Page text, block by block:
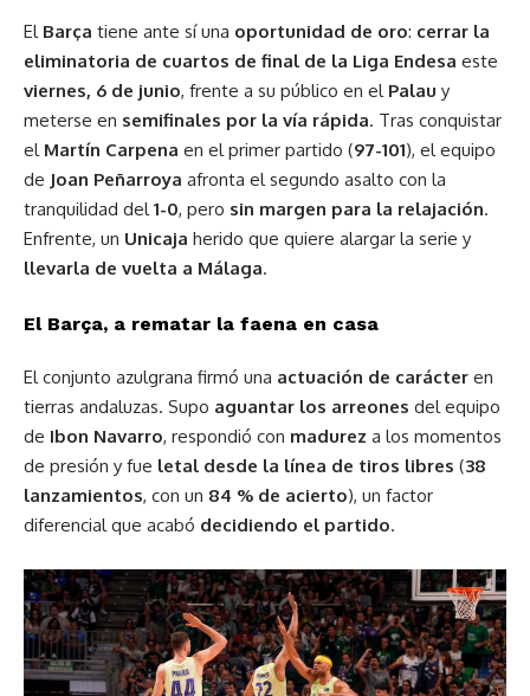
El Barça tiene ante sí una oportunidad de oro: cerrar la
eliminatoria de cuartos de final de la Liga Endesa este
viernes, 6 de junio, frente a su público en el Palau y
meterse en semifinales por la vía rápida. Tras conquistar
el Martín Carpena en el primer partido (97-101), el equipo
de Joan Peñarroya afronta el segundo asalto con la
tranquilidad del1-0, pero sin margen para la relajación.
Enfrente, un Unicaja herido que quiere alargar la serie y
llevarla de vuelta a Málaga.
El Barça, a rematar la faena en casa
El conjunto azulgrana firmó una actuación de carácter en
tierras andaluzas. Supo aguantar los arreones del equipo
de Ibon Navarro, respondió con madurez a los momentos
de presión y fue letal desde la línea de tiros libres (38
lanzamientos, con un 84 % de acierto), un factor
diferencial que acabó decidiendo el partido.